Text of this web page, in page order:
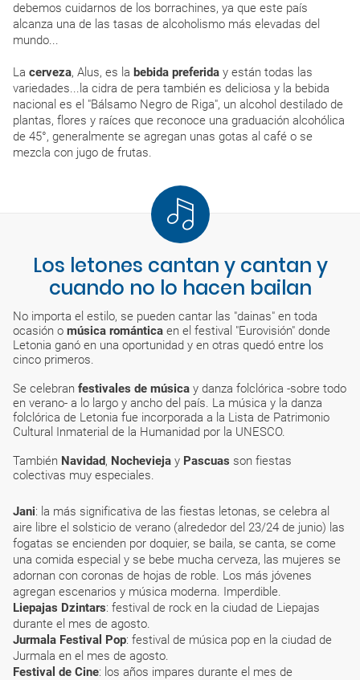
debemos cuidarnos de los borrachines, ya que este país
alcanza una de las tasas de alcoholismo más elevadas del
mundo...
La cerveza, Alus, es la bebida preferida y están todas las
variedades...la cidra de pera también es deliciosa y la bebida
nacional es el "Bálsamo Negro de Riga", un alcohol destilado de
plantas, flores y raíces que reconoce una graduación alcohólica
de 45°, generalmente se agregan unas gotas al café o se
mezcla con jugo de frutas.
Los letones cantan y cantan y
cuando no lo hacen bailan
No importa el estilo, se pueden cantar las "dainas" en toda
ocasión o música romántica en el festival "Eurovisión" donde
Letonia ganó en una oportunidad y en otras quedó entre los
cinco primeros.
Se celebran festivales de música y danza folclórica -sobre todo
en verano- a lo largo y ancho del país. La música y la danza
folclórica de Letonia fue incorporada a la Lista de Patrimonio
Cultural Inmaterial de la Humanidad por la UNESCO.
También Navidad, Nochevieja y Pascuas son fiestas
colectivas muy especiales.
Jani: la más significativa de las fiestas letonas, se celebra al
aire libre el solsticio de verano (alrededor del 23/24 de junio) las
fogatas se encienden por doquier, se baila, se canta, se come
una comida especial y se bebe mucha cerveza, las mujeres se
adornan con coronas de hojas de roble. Los más jóvenes
agregan escenarios y música moderna. Imperdible.
Liepajas Dzintars: festival de rock en la ciudad de Liepajas
durante el mes de agosto.
Jurmala Festival Pop: festival de música pop en la ciudad de
Jurmala en el mes de agosto.
Festival de Cine: los años impares durante el mes de